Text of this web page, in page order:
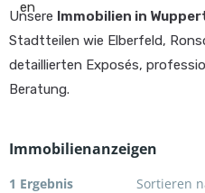
Unsere Immobilien in
Stadtteilen wie Elberfeld,
detaillierten Exposés,
Beratung.
Immobilienanzeigen
1 Ergebnis Sortieren